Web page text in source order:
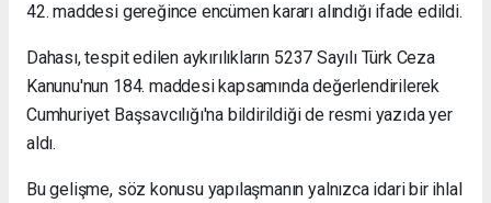
42. maddesi gereğince encümen kararı alındığı ifade edildi.
Dahası, tespit edilen aykırılıkların 5237 Sayılı Türk Ceza
Kanunu'nun 184. maddesi kapsamında değerlendirilerek
Cumhuriyet Başsavcılığı'na bildirildiği de resmi yazıda yer
aldı.
Bu gelişme, söz konusu yapılaşmanın yalnızca idari bir ihlal